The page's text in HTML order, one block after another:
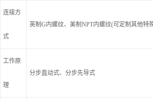
连接方
式
英制G内螺纹、美制NPT内螺纹(可定制其他特
工作原
理
分步直动式、分步先导式